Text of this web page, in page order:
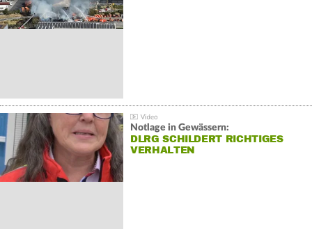
Notlage in Gewässern:
DLRG SCHILDERT RICHTIGES
VERHALTEN